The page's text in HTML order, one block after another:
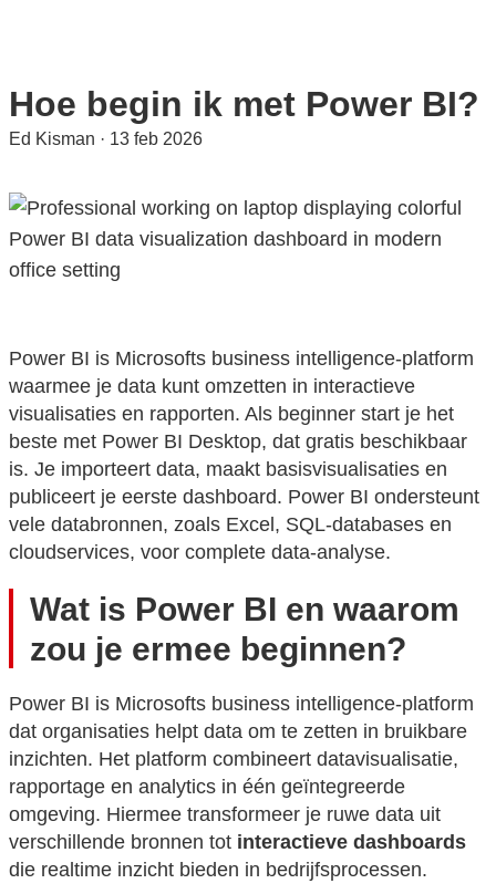
Hoe begin ik met Power BI?
Ed Kisman · 13 feb 2026
Power BI is Microsofts business intelligence-platform
waarmee je data kunt omzetten in interactieve
visualisaties en rapporten. Als beginner start je het
beste met Power BI Desktop, dat gratis beschikbaar
is. Je importeert data, maakt basisvisualisaties en
publiceert je eerste dashboard. Power BI ondersteunt
vele databronnen, zoals Excel, SQL-databases en
cloudservices, voor complete data-analyse.
Wat is Power BI en waarom
zou je ermee beginnen?
Power BI is Microsofts business intelligence-platform
dat organisaties helpt data om te zetten in bruikbare
inzichten. Het platform combineert datavisualisatie,
rapportage en analytics in één geïntegreerde
omgeving. Hiermee transformeer je ruwe data uit
verschillende bronnen tot interactieve dashboards
die realtime inzicht bieden in bedrijfsprocessen.